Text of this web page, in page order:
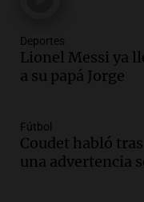
Una mañana
Episodios
Audio.Una
conviene
Una mañana
Episodios
Deportes
Lionel Messi ya
a su papá Jorge
Fútbol
Coudet habló
una advertencia